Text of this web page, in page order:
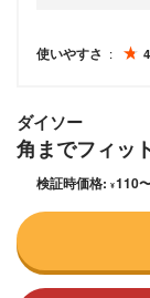
使いやすさ
ダイソー
角までフィッ
検証時価格: ¥110